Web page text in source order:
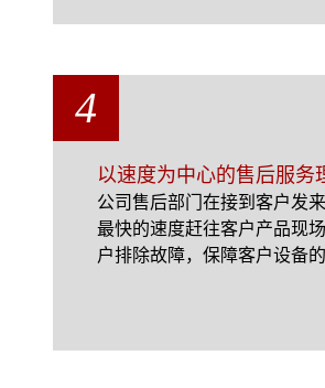
4
以速度为中心的售后服务
公司售后部门在接到客户发
最快的速度赶往客户产品现
户排除故障，保障客户设备